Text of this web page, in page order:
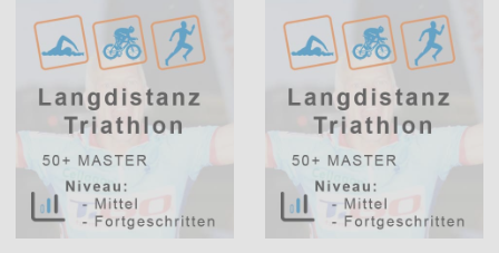
Add to Wishlist
Add to Compare
Quick View